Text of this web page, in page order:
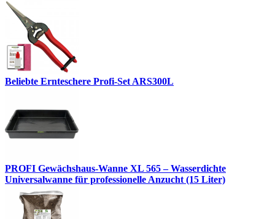
Beliebte Ernteschere Profi-Set ARS300L
PROFI Gewächshaus-Wanne XL 565 – Wasserdichte
Universalwanne für professionelle Anzucht (15 Liter)